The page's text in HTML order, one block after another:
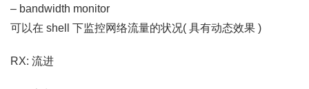
– bandwidth monitor
可以在 shell 下监控网络流量的状况( 具有动态效果 )
RX: 流进